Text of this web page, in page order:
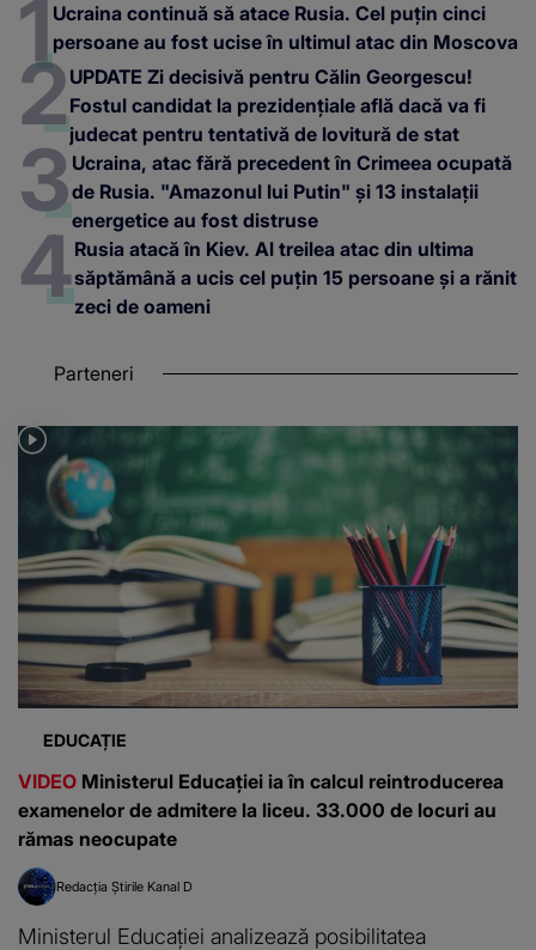
Ucraina continuă să atace Rusia. Cel puțin cinci
persoane au fost ucise în ultimul atac din Moscova
UPDATE Zi decisivă pentru Călin Georgescu!
Fostul candidat la prezidențiale află dacă va fi
judecat pentru tentativă de lovitură de stat
Ucraina, atac fără precedent în Crimeea ocupată
de Rusia. "Amazonul lui Putin" și 13 instalații
energetice au fost distruse
Rusia atacă în Kiev. Al treilea atac din ultima
săptămână a ucis cel puțin 15 persoane și a rănit
zeci de oameni
Parteneri
EDUCAȚIE
VIDEO Ministerul Educației ia în calcul reintroducerea
examenelor de admitere la liceu. 33.000 de locuri au
rămas neocupate
Redacția Știrile Kanal D
Ministerul Educației analizează posibilitatea